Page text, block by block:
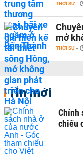
THỜI SỰ -
mở
THỜI SỰ -
Tin mới
Chính
chiếu